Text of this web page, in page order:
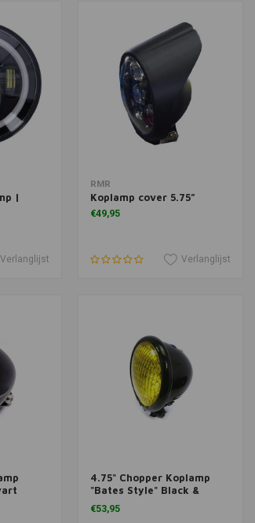
|
Verlanglijst
Toevoegen aan winkelwagen
RMR
Koplamp cover 5.75”
€49,95
Verlanglijst
Toevoegen aan winkelwagen
4.75" Chopper Koplamp
"Bates Style" Black &
Yellow
€53,95